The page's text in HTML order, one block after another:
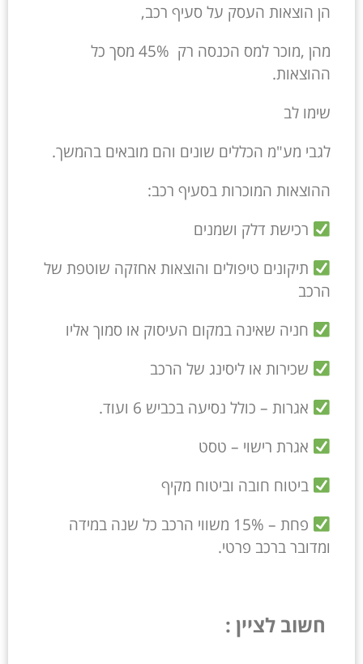
הן הוצאות העסק על סעיף רכב,
מהן ,מוכר למס הכנסה רק 45% מסך כל
ההוצאות.
שימו לב
לגבי מע"מ הכללים שונים והם מובאים בהמשך.
ההוצאות המוכרות בסעיף רכב:
רכישת דלק ושמנים
תיקונים טיפולים והוצאות אחזקה שוטפת של
הרכב
חניה שאינה במקום העיסוק או סמוך אליו
שכירות או ליסינג של הרכב
אגרות – כולל נסיעה בכביש 6 ועוד.
אגרת רישוי – טסט
ביטוח חובה וביטוח מקיף
פחת – 15% משווי הרכב כל שנה במידה
ומדובר ברכב פרטי.
חשוב לציין :